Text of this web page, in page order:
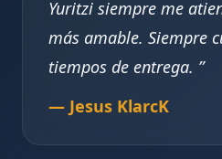
Yuritzi siempre me
más amable. Siempre
tiempos de entrega.
— Jesus KlarcK